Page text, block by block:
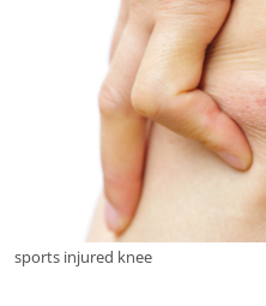
sports injured knee